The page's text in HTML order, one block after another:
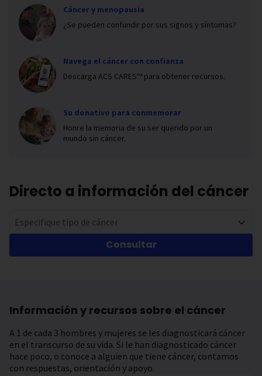
Cáncer y menopausia
¿Se pueden confundir por sus signos y síntomas?
Navega el cáncer con confianza
Descarga ACS CARES™ para obtener recursos.
Su donativo para conmemorar
Honre la memoria de su ser querido por un
mundo sin cáncer.
Directo a información del cáncer
Especifique tipo de cáncer
Consultar
Información y recursos sobre el cáncer
A 1 de cada 3 hombres y mujeres se les diagnosticará cáncer
en el transcurso de su vida. Si le han diagnosticado cáncer
hace poco, o conoce a alguien que tiene cáncer, contamos
con respuestas, orientación y apoyo.